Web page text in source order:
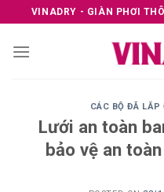
to
content
VINADRY - GIÀN PHƠI
CÁC BỘ ĐÃ LẮP
Lưới an toàn
bảo vệ an